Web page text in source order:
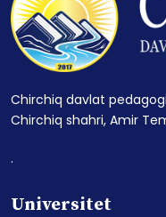
Chirchiq davlat
Chirchiq shahri, Amir
.
Universitet